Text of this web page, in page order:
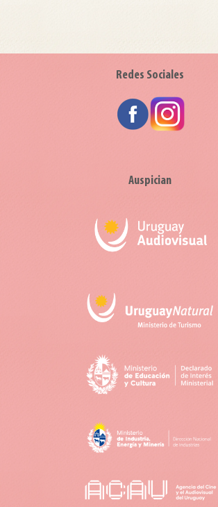
Redes Sociales
Auspician